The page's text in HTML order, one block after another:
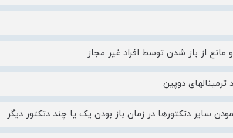
از باز شدن توسط افراد غیر مجاز
دوپین
سایر دتکتورها در زمان باز بودن یک یا چند دتکتور دیگر